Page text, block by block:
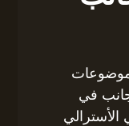
في
الأسترالي